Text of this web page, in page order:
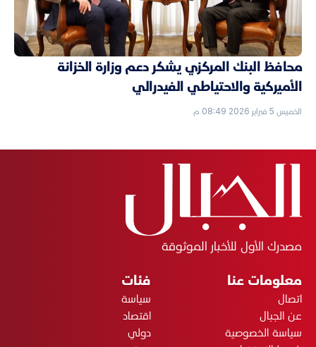
محافظ البنك المركزي يشكر دعم وزارة الخزانة
الأميركية والاحتياطي الفيدرالي
الخميس 5 فبراير 2026 08:49 م
مصدرك الأول للأخبار الموثوقة
معلومات عنا
اتصال
عن الجبال
سياسة الخصوصية
فئات
سياسة
اقتصاد
دولي